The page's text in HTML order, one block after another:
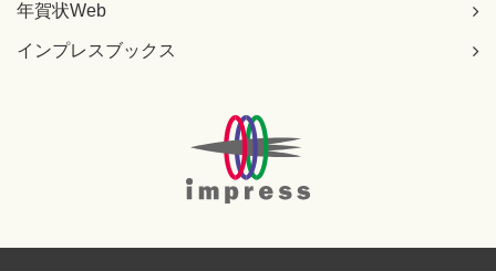
年賀状Web
インプレスブックス